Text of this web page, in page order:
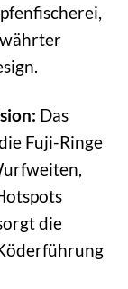
Das
Fuji-Ringe
die